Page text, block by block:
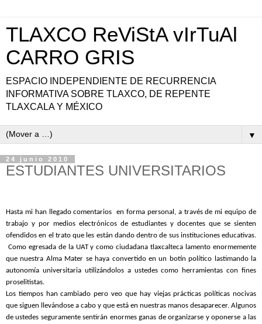
TLAXCO ReViStA vIrTuAl
CARRO GRIS
ESPACIO INDEPENDIENTE DE RECURRENCIA
INFORMATIVA SOBRE TLAXCO, DE REPENTE
TLAXCALA Y MÉXICO
▼
24 junio 2010
ESTUDIANTES UNIVERSITARIOS
Hasta mi han llegado comentarios en forma personal, a través de mi equipo de
trabajo y por medios electrónicos de estudiantes y docentes que se sienten
ofendidos en el trato que les están dando dentro de sus instituciones educativas.
Como egresada de la UAT y como ciudadana tlaxcalteca lamento enormemente
que nuestra Alma Mater se haya convertido en un botín político lastimando la
autonomía universitaria utilizándolos a ustedes como herramientas con fines
proselitistas.
Los tiempos han cambiado pero veo que hay viejas prácticas políticas nocivas
que siguen llevándose a cabo y que está en nuestras manos desaparecer. Algunos
de ustedes seguramente sentirán enormes ganas de organizarse y oponerse a las